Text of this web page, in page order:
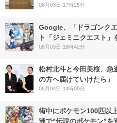
08月03日 17時25分
Google、「ドラゴンク
ト「ジェミニクエスト
08月03日 18時42分
松村北斗と今田美桜、急
の方へ届けていけたら」
08月04日 14時00分
街中にポケモン100匹以
洲で“伝説のポケモン”を